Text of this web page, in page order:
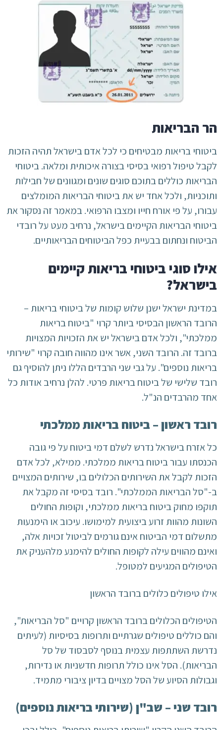
הר הבריאות
ביטוחי בריאות מבטיחים כי לכל אדם בישראל תהיה הזכות
לקבל טיפול רפואי בסיסי בצורה איכותית ומלאה. ביטוחי
הבריאות כוללים בתוכם סוגים שונים ומגוונים של חבילות
ותוכניות, ולכל אחד יש את ביטוחי הבריאות המומלצים
עבורו, על פי אורח חייו ומצבו הרפואי. במאמר זה נסקור את
ביטוחי הבריאות הקיימים בישראל, נרחיב מעט על רובדי
הביטוח ונחתום בבעיית כפל הביטוחים הבריאותיים.
אילו סוגי ביטוחי בריאות קיימים
בישראל?
במדינת ישראל ישנן שלוש קומות של ביטוחי בריאות –
הרובד הראשון הבסיסי ביותר קרוי "ביטוח בריאות
ממלכתי", ולכל אדם בישראל יש את הזכויות המצויות
ברובד זה. הרובד השני, אשר אינו מהווה חובה קרוי "שירותי
בריאות נוספים". על גבי שני הרבדים הללו ניתן להוסיף גם
רובד שלישי של ביטוח בריאות פרטי. להלן נרחיב אודות כל
אחד מהרבדים הנ"ל.
רובד ראשון – ביטוח בריאות ממלכתי
כל אזרח בישראל נדרש לשלם דמי ביטוח על פי גובה
הכנסתו עבור ביטוח בריאות ממלכתי. ממילא, לכל אדם
הזכות לקבל את השירותים הכלולים בו, שירותים המצויים
ב-"סל הבריאות הממלכתי". רובד בסיסי זה מקבל את
תוקפו מחוק ביטוח בריאות ממלכתי, וקופות החולים
השונות מהוות זרוע ביצועית למימושו. עיכוב או הימנעות
מתשלום דמי הביטוח אינם גורמים לביטול זכויות אלה,
ואינם מהווים עילה לקופות החולים להימנע מלהעניק את
הטיפולים המגיעים למטופל.
אילו טיפולים כלולים ברובד הראשון
הטיפולים הכלולים ברובד הראשון קרויים "סל הבריאות",
והם כוללים טיפולים שגרתיים ותרופות בסיסיות (לעיתים
נדרשת השתתפות עצמית בנוסף לסבסוד של סל
הבריאות). הסל אינו כולל תרופות חדשניות או נדירות,
וגבולות הסיוע של הסל מצויים בדיון ציבורי מתמיד.
רובד שני – שב"ן (שירותי בריאות נוספים)